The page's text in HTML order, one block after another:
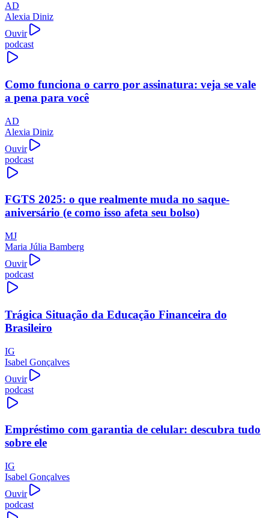
AD
Alexia Diniz
Ouvir
podcast
Como funciona o carro por assinatura: veja se vale
a pena para você
AD
Alexia Diniz
Ouvir
podcast
FGTS 2025: o que realmente muda no saque-
aniversário (e como isso afeta seu bolso)
MJ
Maria Júlia Bamberg
Ouvir
podcast
Trágica Situação da Educação Financeira do
Brasileiro
IG
Isabel Gonçalves
Ouvir
podcast
Empréstimo com garantia de celular: descubra tudo
sobre ele
IG
Isabel Gonçalves
Ouvir
podcast